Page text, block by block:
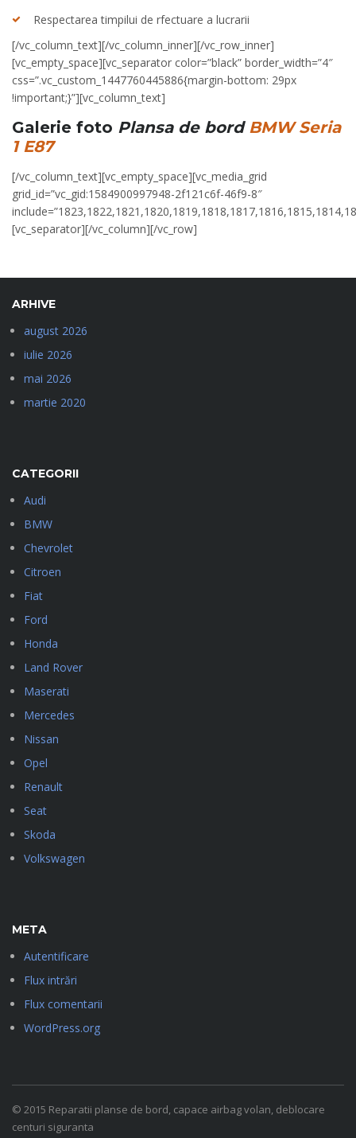
Respectarea timpilui de rfectuare a lucrarii
[/vc_column_text][/vc_column_inner][/vc_row_inner]
[vc_empty_space][vc_separator color=”black” border_width=”4″
css=”.vc_custom_1447760445886{margin-bottom: 29px
!important;}”][vc_column_text]
Galerie foto Plansa de bord BMW Seria
1 E87
[/vc_column_text][vc_empty_space][vc_media_grid
grid_id=”vc_gid:1584900997948-2f121c6f-46f9-8″
[vc_separator][/vc_column][/vc_row]
ARHIVE
august 2026
iulie 2026
mai 2026
martie 2020
CATEGORII
Audi
BMW
Chevrolet
Citroen
Fiat
Ford
Honda
Land Rover
Maserati
Mercedes
Nissan
Opel
Renault
Seat
Skoda
Volkswagen
META
Autentificare
Flux intrări
Flux comentarii
WordPress.org
© 2015 Reparatii planse de bord, capace airbag volan, deblocare
centuri siguranta